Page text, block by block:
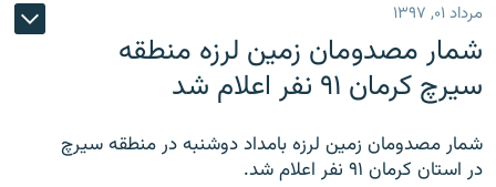
مرداد ۰۱, ۱۳۹۷
شمار مصدومان زمین لرزه منطقه
سیرچ کرمان ۹۱ نفر اعلام شد
شمار مصدومان زمین لرزه بامداد دوشنبه در منطقه سیرچ
در استان کرمان ۹۱ نفر اعلام شد.